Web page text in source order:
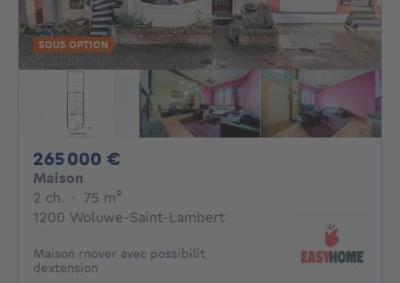
SOUS OPTION
265 000 €
Maison
2 ch. 2 chambres
· 75 m²
1200 Woluwe-Saint-Lambert
Maison rnover avec possibilit
dextension